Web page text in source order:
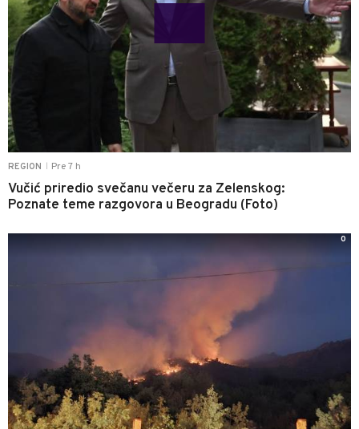
REGION Pre 7 h
Vučić priredio svečanu večeru za Zelenskog:
Poznate teme razgovora u Beogradu (Foto)
0